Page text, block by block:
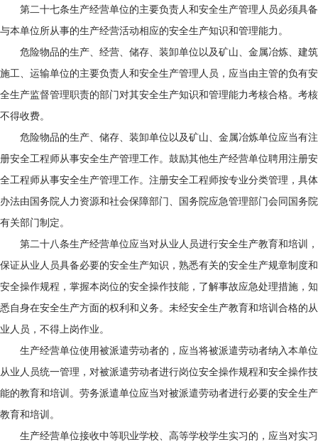
第二十七条生产经营单位的主要负责人和安全生产管理人员必须具备
与本单位所从事的生产经营活动相应的安全生产知识和管理能力。
危险物品的生产、经营、储存、装卸单位以及矿山、金属冶炼、建筑
施工、运输单位的主要负责人和安全生产管理人员，应当由主管的负有安
全生产监督管理职责的部门对其安全生产知识和管理能力考核合格。考核
不得收费。
危险物品的生产、储存、装卸单位以及矿山、金属冶炼单位应当有注
册安全工程师从事安全生产管理工作。鼓励其他生产经营单位聘用注册安
全工程师从事安全生产管理工作。注册安全工程师按专业分类管理，具体
办法由国务院人力资源和社会保障部门、国务院应急管理部门会同国务院
有关部门制定。
第二十八条生产经营单位应当对从业人员进行安全生产教育和培训，
保证从业人员具备必要的安全生产知识，熟悉有关的安全生产规章制度和
安全操作规程，掌握本岗位的安全操作技能，了解事故应急处理措施，知
悉自身在安全生产方面的权利和义务。未经安全生产教育和培训合格的从
业人员，不得上岗作业。
生产经营单位使用被派遣劳动者的，应当将被派遣劳动者纳入本单位
从业人员统一管理，对被派遣劳动者进行岗位安全操作规程和安全操作技
能的教育和培训。劳务派遣单位应当对被派遣劳动者进行必要的安全生产
教育和培训。
生产经营单位接收中等职业学校、高等学校学生实习的，应当对实习